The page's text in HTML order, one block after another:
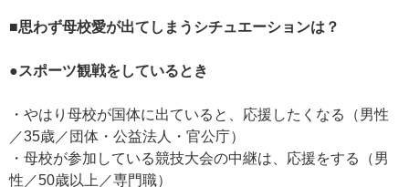
■思わず母校愛が出てしまうシチュエーションは？
●スポーツ観戦をしているとき
・やはり母校が国体に出ていると、応援したくなる（男性
／35歳／団体・公益法人・官公庁）
・母校が参加している競技大会の中継は、応援をする（男
性／50歳以上／専門職）